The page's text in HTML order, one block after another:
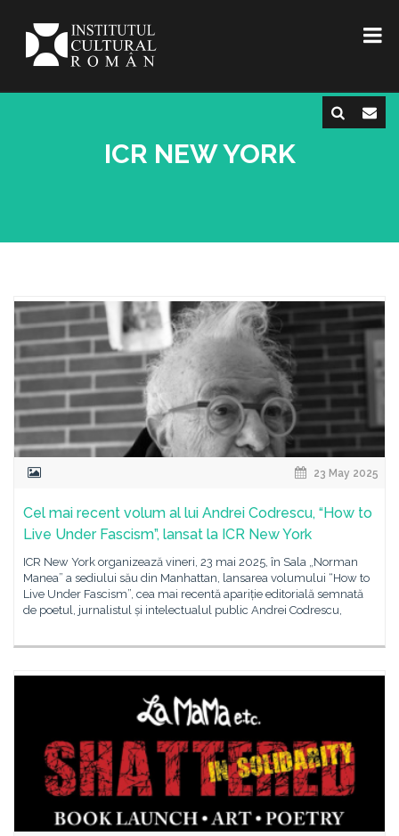
ICR NEW YORK
23 May 2025
Cel mai recent volum al lui Andrei Codrescu, “How to
Live Under Fascism”, lansat la ICR New York
ICR New York organizează vineri, 23 mai 2025, în Sala „Norman
Manea” a sediului său din Manhattan, lansarea volumului “How to
Live Under Fascism”, cea mai recentă apariție editorială semnată
de poetul, jurnalistul și intelectualul public Andrei Codrescu,